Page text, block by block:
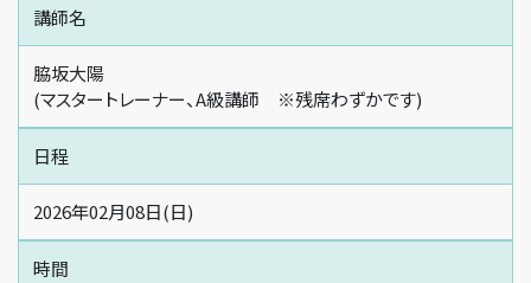
講師名
脇坂大陽
(マスタートレーナー、A級講師 ※残席わずかです)
日程
2026年02月08日(日)
時間